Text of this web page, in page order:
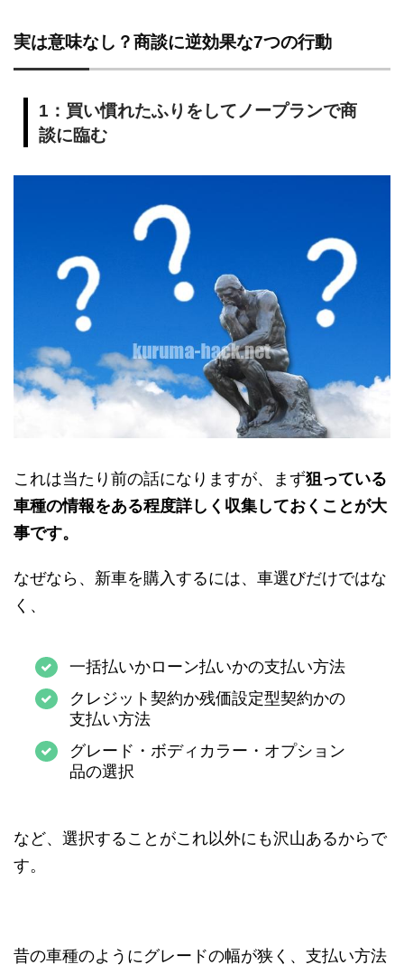
実は意味なし？商談に逆効果な7つの行動
1：買い慣れたふりをしてノープランで商
談に臨む
これは当たり前の話になりますが、まず狙っている
車種の情報をある程度詳しく収集しておくことが大
事です。
なぜなら、新車を購入するには、車選びだけではな
く、
一括払いかローン払いかの支払い方法
クレジット契約か残価設定型契約かの
支払い方法
グレード・ボディカラー・オプション
品の選択
など、選択することがこれ以外にも沢山あるからで
す。
昔の車種のようにグレードの幅が狭く、支払い方法